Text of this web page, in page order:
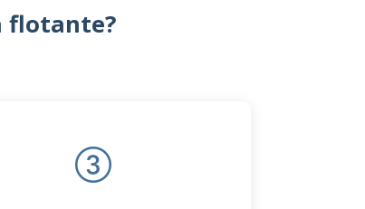
flotante?